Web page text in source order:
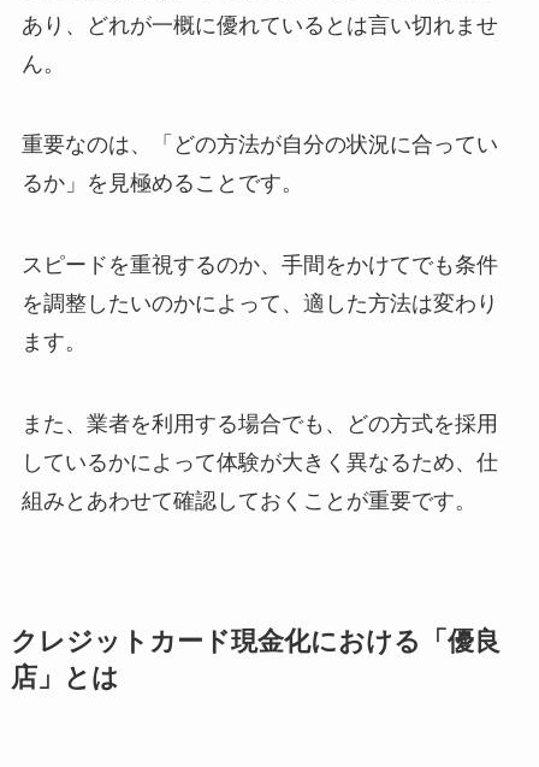
あり、どれが一概に優れているとは言い切れませ
ん。
重要なのは、「どの方法が自分の状況に合ってい
るか」を見極めることです。
スピードを重視するのか、手間をかけてでも条件
を調整したいのかによって、適した方法は変わり
ます。
また、業者を利用する場合でも、どの方式を採用
しているかによって体験が大きく異なるため、仕
組みとあわせて確認しておくことが重要です。
クレジットカード現金化における「優良
店」とは